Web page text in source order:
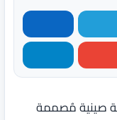
فضائية صينية مُصممة